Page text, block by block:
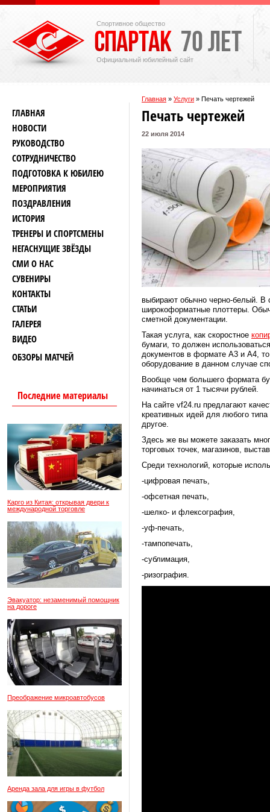
Спортивное общество
Официальный юбилейный сайт
Главная » Услуги » Печать чертежей
ГЛАВНАЯ
НОВОСТИ
РУКОВОДСТВО
СОТРУДНИЧЕСТВО
ПОДГОТОВКА К ЮБИЛЕЮ
МЕРОПРИЯТИЯ
ПОЗДРАВЛЕНИЯ
ИСТОРИЯ
ТРЕНЕРЫ И СПОРТСМЕНЫ
НЕГАСНУЩИЕ ЗВЁЗДЫ
СМИ О НАС
СУВЕНИРЫ
КОНТАКТЫ
СТАТЬИ
ГАЛЕРЕЯ
ВИДЕО
ОБЗОРЫ МАТЧЕЙ
Последние материалы
Карго из Китая: открывая двери к
международной торговле
Эвакуатор: незаменимый помощник
на дороге
Преображение микроавтобусов
Аренда зала для игры в футбол
Печать чертежей
22 июля 2014
выбирают обычно черно-белый. В
широкоформатные плоттеры.
сметной документации.
Такая услуга, как скоростное
бумаги, то должен
документов в формате А3 и А4,
оборудование в данном случае
Вообще чем большего формата
начинаться от 1 тысячи рублей.
На сайте vf24.ru предлагают
креативных идей для любого
другое.
Здесь же вы можете заказать
торговых точек, магазинов,
Среди технологий, которые
-цифровая печать,
-офсетная печать,
-шелко- и флексография,
-уф-печать,
-тампопечать,
-сублимация,
-ризография.